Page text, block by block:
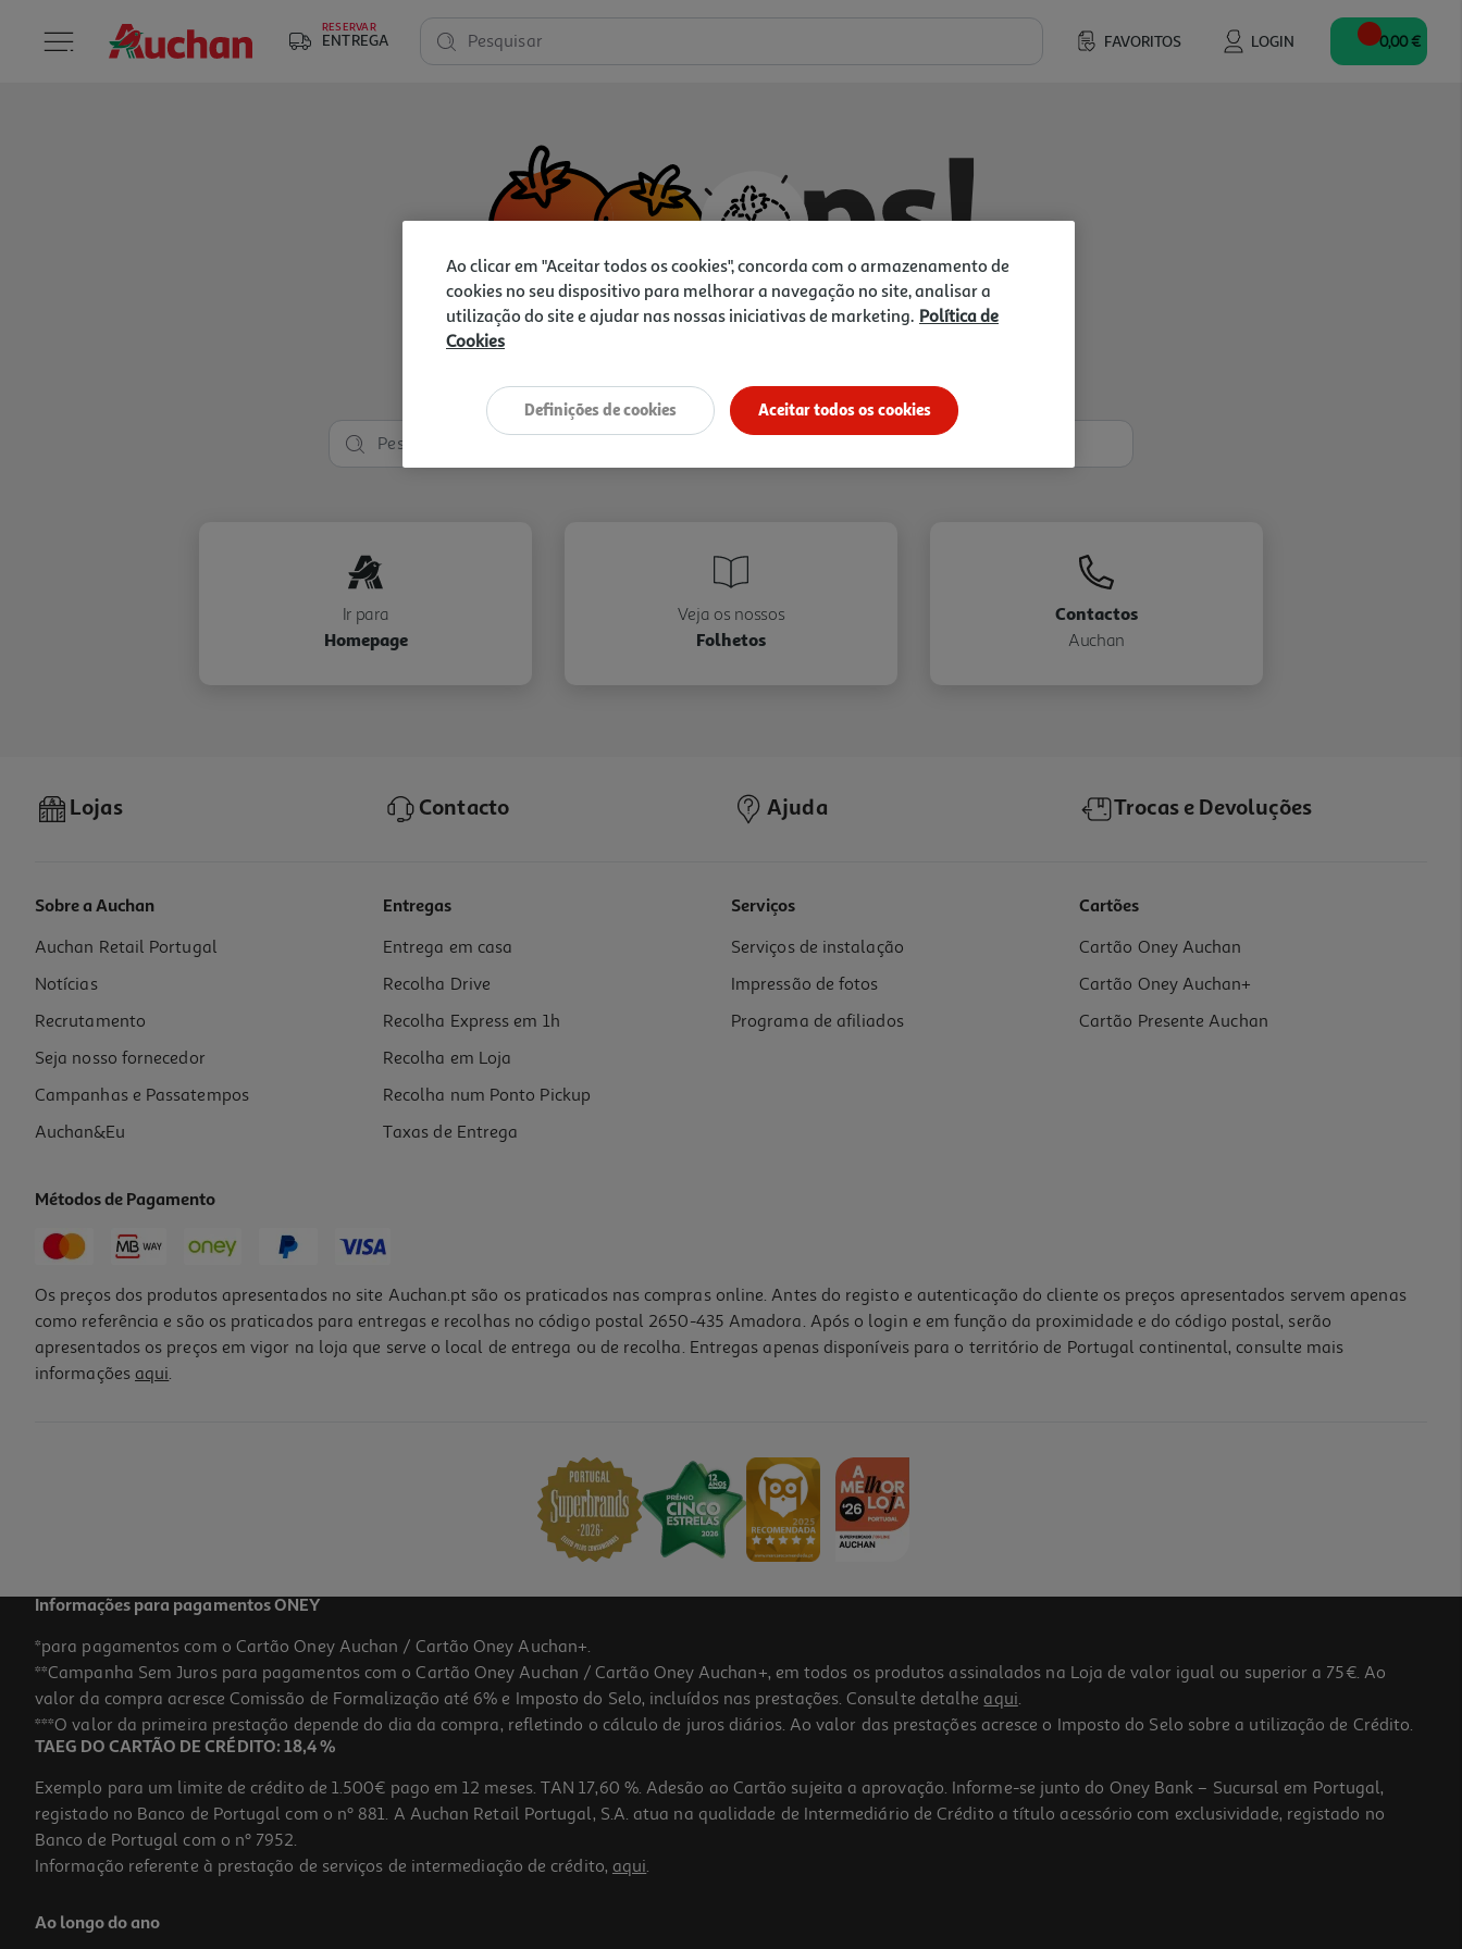
RESERVAR
ENTREGA FAVORITOS LOGIN
Pesquisar 0,00 €
Vamos tentar de novo?
Ir para
Homepage
Veja os nossos
Folhetos
Contactos
Auchan
Lojas Contacto Ajuda Trocas e Devoluções
Sobre a Auchan
Auchan Retail Portugal
Notícias
Recrutamento
Seja nosso fornecedor
Campanhas e Passatempos
Auchan&Eu
Entregas
Entrega em casa
Recolha Drive
Recolha Express em 1h
Recolha em Loja
Recolha num Ponto Pickup
Taxas de Entrega
Serviços
Serviços de instalação
Impressão de fotos
Programa de afiliados
Cartões
Cartão Oney Auchan
Cartão Oney Auchan+
Cartão Presente Auchan
Métodos de Pagamento
Os preços dos produtos apresentados no site Auchan.pt são os praticados nas compras online. Antes do registo e autenticação do cliente os preços apresentados servem apenas
como referência e são os praticados para entregas e recolhas no código postal 2650-435 Amadora. Após o login e em função da proximidade e do código postal, serão
apresentados os preços em vigor na loja que serve o local de entrega ou de recolha. Entregas apenas disponíveis para o território de Portugal continental, consulte mais
informações aqui.
Informações para pagamentos ONEY
*para pagamentos com o Cartão Oney Auchan / Cartão Oney Auchan+.
**Campanha Sem Juros para pagamentos com o Cartão Oney Auchan / Cartão Oney Auchan+, em todos os produtos assinalados na Loja de valor igual ou superior a 75€. Ao
valor da compra acresce Comissão de Formalização até 6% e Imposto do Selo, incluídos nas prestações. Consulte detalhe aqui.
***O valor da primeira prestação depende do dia da compra, refletindo o cálculo de juros diários. Ao valor das prestações acresce o Imposto do Selo sobre a utilização de Crédito.
TAEG DO CARTÃO DE CRÉDITO: 18,4 %
Exemplo para um limite de crédito de 1.500€ pago em 12 meses. TAN 17,60 %. Adesão ao Cartão sujeita a aprovação. Informe-se junto do Oney Bank – Sucursal em Portugal,
registado no Banco de Portugal com o nº 881. A Auchan Retail Portugal, S.A. atua na qualidade de Intermediário de Crédito a título acessório com exclusividade, registado no
Banco de Portugal com o nº 7952.
Informação referente à prestação de serviços de intermediação de crédito, aqui.
Ao longo do ano
Ao clicar em "Aceitar todos os cookies", concorda com o armazenamento de
cookies no seu dispositivo para melhorar a navegação no site, analisar a
utilização do site e ajudar nas nossas iniciativas de marketing. Política de
Cookies
Aceitar todos os cookies
Definições de cookies